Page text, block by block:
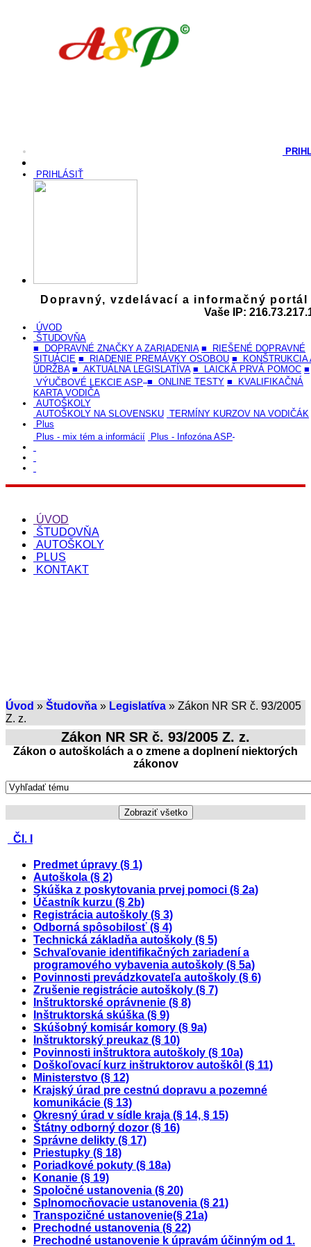
PRIHLÁSIŤ
Dopravný, vzdelávací a informačný portál
Vaše IP:
ÚVOD
ŠTUDOVŇA
■ DOPRAVNÉ ZNAČKY A ZARIADENIA ■ RIEŠENÉ DOPRAVNÉ
SITUÁCIE ■ RIADENIE PREMÁVKY OSOBOU ■ KONŠTRUKCIA
ÚDRŽBA ■ AKTUÁLNA LEGISLATÍVA ■ LAICKÁ PRVÁ POMOC ■
VÝUČBOVÉ LEKCIE ASP ■ ONLINE TESTY ■ KVALIFIKAČNÁ
KARTA VODIČA
AUTOŠKOLY
AUTOŠKOLY NA SLOVENSKU TERMÍNY KURZOV NA VODIČÁK
Plus
Plus - mix tém a informácií
Plus - Infozóna ASP
ÚVOD
ŠTUDOVŇA
AUTOŠKOLY
PLUS
KONTAKT
Úvod » Študovňa » Legislatíva » Zákon NR SR č. 93/2005
Z. z.
Zákon NR SR č. 93/2005 Z. z.
Zákon o autoškolách a o zmene a doplnení niektorých
zákonov
Zobraziť všetko
Čl. I
Predmet úpravy (§ 1)
Autoškola (§ 2)
Skúška z poskytovania prvej pomoci (§ 2a)
Účastník kurzu (§ 2b)
Registrácia autoškoly (§ 3)
Odborná spôsobilosť (§ 4)
Technická základňa autoškoly (§ 5)
Schvaľovanie identifikačných zariadení a
programového vybavenia autoškoly (§ 5a)
Povinnosti prevádzkovateľa autoškoly (§ 6)
Zrušenie registrácie autoškoly (§ 7)
Inštruktorské oprávnenie (§ 8)
Inštruktorská skúška (§ 9)
Skúšobný komisár komory (§ 9a)
Inštruktorský preukaz (§ 10)
Povinnosti inštruktora autoškoly (§ 10a)
Doškoľovací kurz inštruktorov autoškôl (§ 11)
Ministerstvo (§ 12)
Krajský úrad pre cestnú dopravu a pozemné
komunikácie (§ 13)
Okresný úrad v sídle kraja (§ 14, § 15)
Štátny odborný dozor (§ 16)
Správne delikty (§ 17)
Priestupky (§ 18)
Poriadkové pokuty (§ 18a)
Konanie (§ 19)
Spoločné ustanovenia (§ 20)
Splnomocňovacie ustanovenia (§ 21)
Transpozičné ustanovenie(§ 21a)
Prechodné ustanovenia (§ 22)
Prechodné ustanovenie k úpravám účinným od 1.